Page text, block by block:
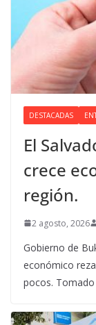
DESTACADAS
El
crece
región.
2 agosto, 2026
Gobierno de
económico
pocos. Tomado